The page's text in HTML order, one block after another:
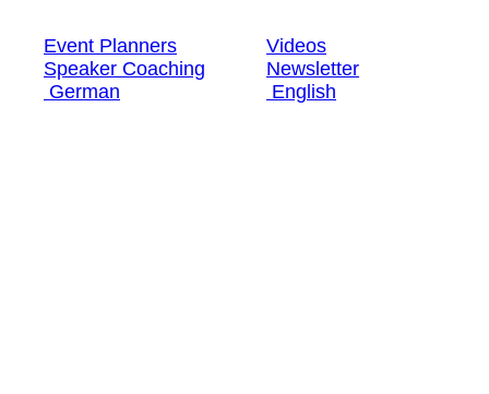
Event Planners
Videos
Speaker Coaching
Newsletter
German
English